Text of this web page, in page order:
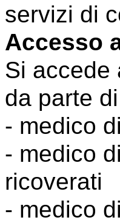
servizi di
Accesso
Si accede
da parte
- medico
- medico
ricoverati
- medico